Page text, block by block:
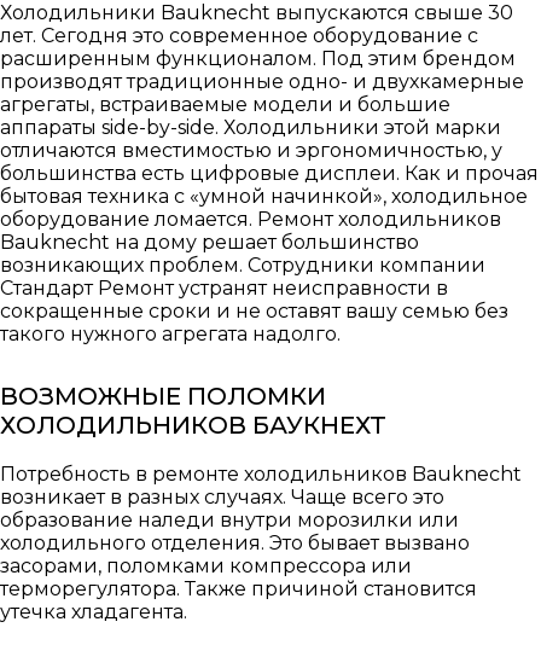
Холодильники Bauknecht выпускаются свыше 30
лет. Сегодня это современное оборудование с
расширенным функционалом. Под этим брендом
производят традиционные одно- и двухкамерные
агрегаты, встраиваемые модели и большие
аппараты side-by-side. Холодильники этой марки
отличаются вместимостью и эргономичностью, у
большинства есть цифровые дисплеи. Как и прочая
бытовая техника с «умной начинкой», холодильное
оборудование ломается. Ремонт холодильников
Bauknecht на дому решает большинство
возникающих проблем. Сотрудники компании
Стандарт Ремонт устранят неисправности в
сокращенные сроки и не оставят вашу семью без
такого нужного агрегата надолго.
ВОЗМОЖНЫЕ ПОЛОМКИ
ХОЛОДИЛЬНИКОВ БАУКНЕХТ
Потребность в ремонте холодильников Bauknecht
возникает в разных случаях. Чаще всего это
образование наледи внутри морозилки или
холодильного отделения. Это бывает вызвано
засорами, поломками компрессора или
терморегулятора. Также причиной становится
утечка хладагента.